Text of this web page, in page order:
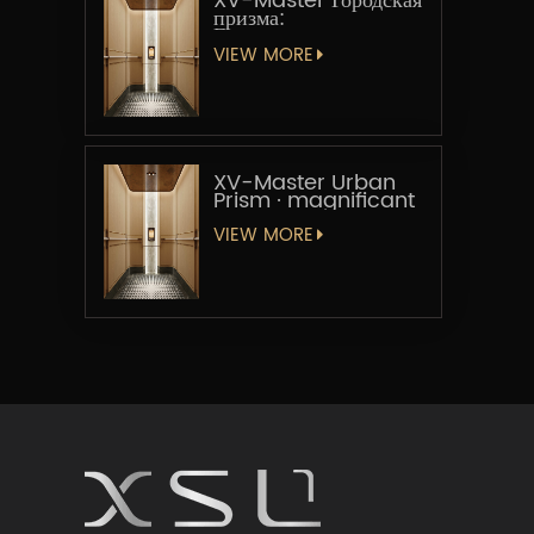
призма:
Геометрическая
увертюра
VIEW MORE
XV-Master Urban
Prism · magnificant
VIEW MORE